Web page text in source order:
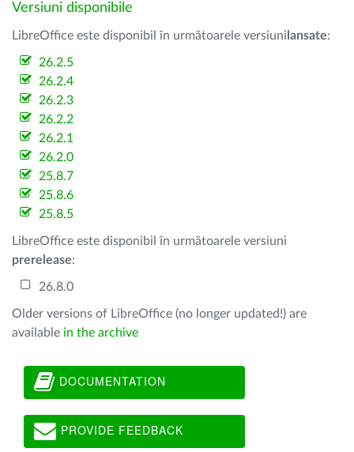
Versiuni disponibile
LibreOffice este disponibil în următoarele versiuni lansate:
26.2.5
26.2.4
26.2.3
26.2.2
26.2.1
26.2.0
25.8.7
25.8.6
25.8.5
LibreOffice este disponibil în următoarele versiuni
prerelease:
26.8.0
Older versions of LibreOffice (no longer updated!) are
available in the archive
DOCUMENTATION
PROVIDE FEEDBACK